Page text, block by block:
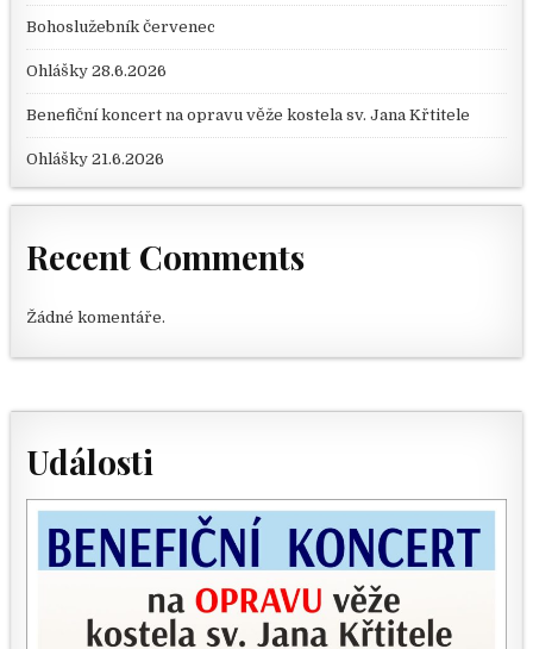
Bohoslužebník červenec
Ohlášky 28.6.2026
Benefiční koncert na opravu věže kostela sv. Jana Křtitele
Ohlášky 21.6.2026
Recent Comments
Žádné komentáře.
Události